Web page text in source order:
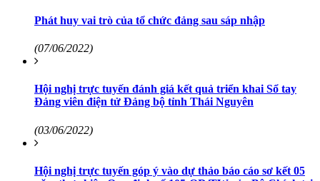
Phát huy vai trò của tổ chức đảng sau sáp nhập
(07/06/2022)
Hội nghị trực tuyến đánh giá kết quả triển khai Sổ tay
Đảng viên điện tử Đảng bộ tỉnh Thái Nguyên
(03/06/2022)
Hội nghị trực tuyến góp ý vào dự thảo báo cáo sơ kết 05